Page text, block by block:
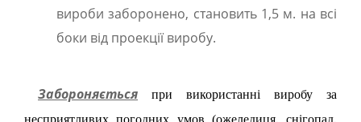
вироби заборонено, становить 1,5 м. на всі
боки від проекції виробу.
Забороняється
при використанні виробу за
несприятливих погодних умов (ожеледиця, снігопад,